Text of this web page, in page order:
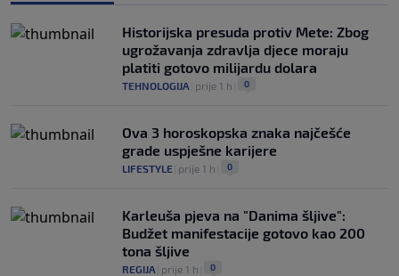
Historijska presuda protiv Mete: Zbog
ugrožavanja zdravlja djece moraju
platiti gotovo milijardu dolara
TEHNOLOGIJA prije 1 h 0
Ova 3 horoskopska znaka najčešće
grade uspješne karijere
LIFESTYLE prije 1 h 0
Karleuša pjeva na "Danima šljive":
Budžet manifestacije gotovo kao 200
tona šljive
REGIJA prije 1 h 0